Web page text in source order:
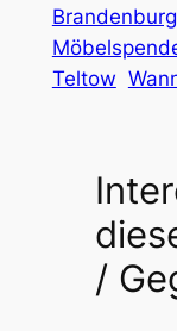
Brandenburg
Teltow
/